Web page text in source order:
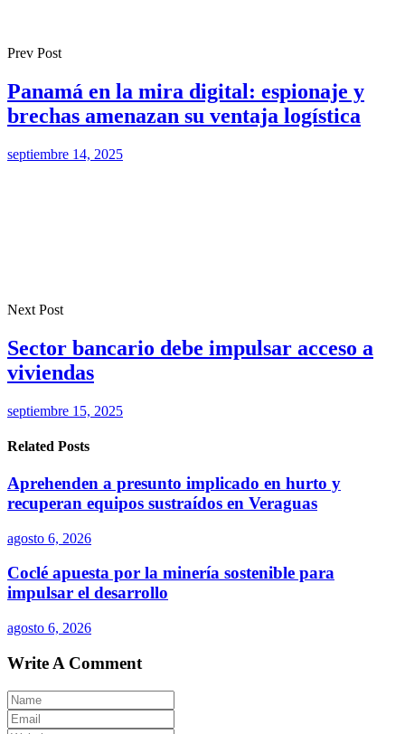
Prev Post
Panamá en la mira digital: espionaje y
brechas amenazan su ventaja logística
septiembre 14, 2025
Next Post
Sector bancario debe impulsar acceso a
viviendas
septiembre 15, 2025
Related Posts
Aprehenden a presunto implicado en hurto y
recuperan equipos sustraídos en Veraguas
agosto 6, 2026
Coclé apuesta por la minería sostenible para
impulsar el desarrollo
agosto 6, 2026
Write A Comment